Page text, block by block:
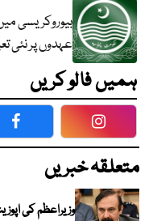
بیوروکریسی
عہدوں پر نئی
ہمیں فالو کریں
Facebook
متعلقہ خبریں
وزیراعظم کی